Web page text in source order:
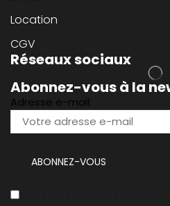
Location
CGV
Réseaux sociaux
Abonnez-vous à la
Adresse e-mail: